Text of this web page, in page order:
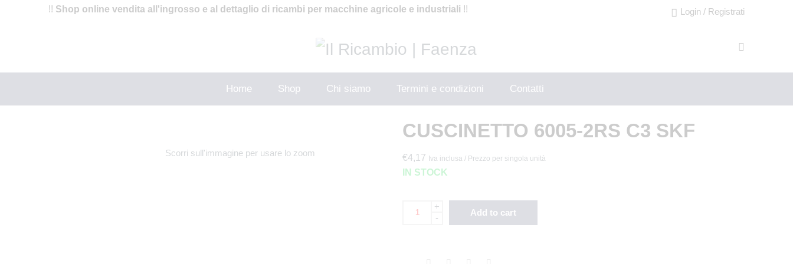
!! Shop online vendita all'ingrosso e al dettaglio di ricambi per macchine agricole e industriali !! Login / Registrati
Home Shop Chi siamo Termini e condizioni Contatti
Scorri sull'immagine per usare lo zoom
CUSCINETTO 6005-2RS C3 SKF
€4,17 Iva inclusa / Prezzo per singola unità
IN STOCK
+
-
Add to cart